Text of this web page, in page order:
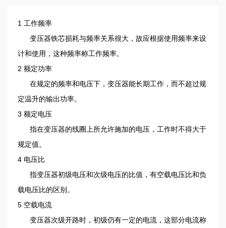
1 工作频率
变压器铁芯损耗与频率关系很大，故应根据使用频率来设
计和使用，这种频率称工作频率。
2 额定功率
在规定的频率和电压下，变压器能长期工作，而不超过规
定温升的输出功率。
3 额定电压
指在变压器的线圈上所允许施加的电压，工作时不得大于
规定值。
4 电压比
指变压器初级电压和次级电压的比值，有空载电压比和负
载电压比的区别。
5 空载电流
变压器次级开路时，初级仍有一定的电流，这部分电流称